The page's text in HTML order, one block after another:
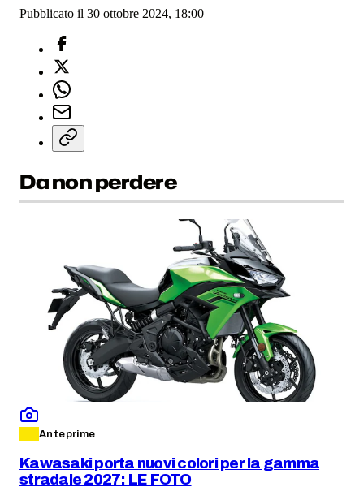
Pubblicato il 30 ottobre 2024, 18:00
Da non perdere
Anteprime
Kawasaki porta nuovi colori per la gamma
stradale 2027: LE FOTO